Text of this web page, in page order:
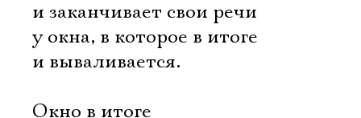
и заканчивает свои речи
у окна, в которое в итоге
и вываливается.
Окно в итоге